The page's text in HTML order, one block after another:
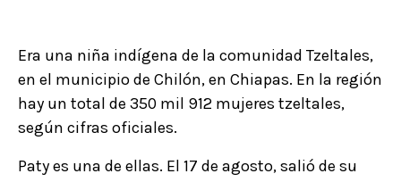
Era una niña indígena de la comunidad Tzeltales,
en el municipio de Chilón, en Chiapas. En la región
hay un total de 350 mil 912 mujeres tzeltales,
según cifras oficiales.
Paty es una de ellas. El 17 de agosto, salió de su